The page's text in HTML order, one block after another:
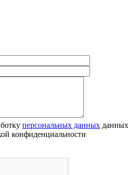
персональных данных данных
конфиденциальности